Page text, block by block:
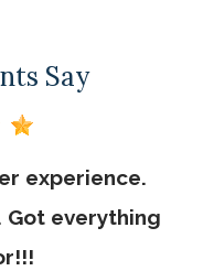
Say
experience.
Got everything